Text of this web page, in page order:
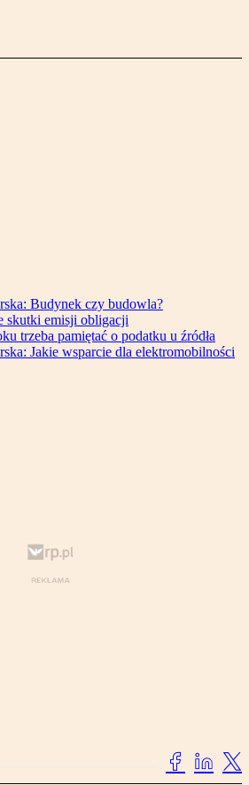
Budynek czy budowla?
skutki emisji obligacji
trzeba pamiętać o podatku u źródła
Jakie wsparcie dla elektromobilności